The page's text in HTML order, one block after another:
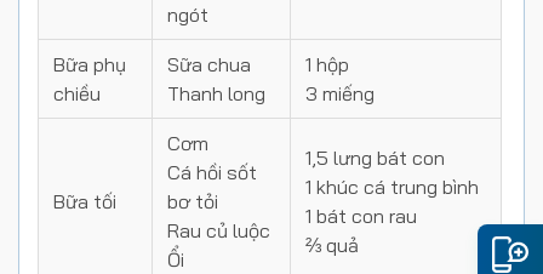
ngót
Bữa phụ
chiều
Sữa chua
Thanh long
1 hộp
3 miếng
Bữa tối
Cơm
Cá hồi sốt
bơ tỏi
Rau củ luộc
Ổi
1,5 lưng bát con
1 khúc cá trung bình
1 bát con rau
⅔ quả